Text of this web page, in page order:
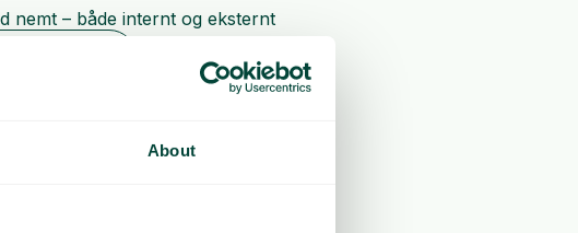
About
nemt – både internt og eksternt